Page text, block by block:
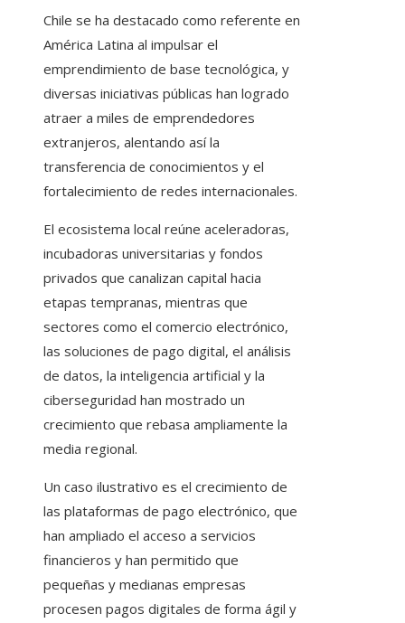
Chile se ha destacado como referente en
América Latina al impulsar el
emprendimiento de base tecnológica, y
diversas iniciativas públicas han logrado
atraer a miles de emprendedores
extranjeros, alentando así la
transferencia de conocimientos y el
fortalecimiento de redes internacionales.
El ecosistema local reúne aceleradoras,
incubadoras universitarias y fondos
privados que canalizan capital hacia
etapas tempranas, mientras que
sectores como el comercio electrónico,
las soluciones de pago digital, el análisis
de datos, la inteligencia artificial y la
ciberseguridad han mostrado un
crecimiento que rebasa ampliamente la
media regional.
Un caso ilustrativo es el crecimiento de
las plataformas de pago electrónico, que
han ampliado el acceso a servicios
financieros y han permitido que
pequeñas y medianas empresas
procesen pagos digitales de forma ágil y